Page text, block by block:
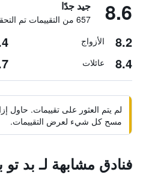
8.6 جيد جدًا
657 من التقييمات تم التحقق منها
8.2 الأزواج
8.4 عائلات
لم يتم العثور على تقييمات. حاول
مسح كل شيء لعرض التقييمات.
فنادق مشابهة لـ بد